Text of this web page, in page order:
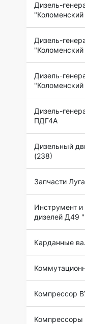
Дизель-
"Коломенский
Дизель-
"Коломенский
Дизель-
"Коломенский
Дизель-
ПДГ4А
Дизельный
(238)
Запчасти
Инструмент и
дизелей Д49
Карданные
Компрессор
Компрессоры